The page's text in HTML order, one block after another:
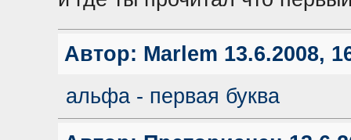
Автор: Marlem 13.6.2008,
альфа - первая буква